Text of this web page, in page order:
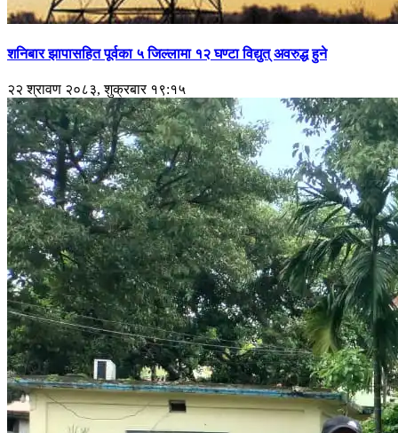
शनिबार झापासहित पूर्वका ५ जिल्लामा १२ घण्टा विद्युत् अवरुद्ध हुने
२२ श्रावण २०८३, शुक्रबार १९:१५